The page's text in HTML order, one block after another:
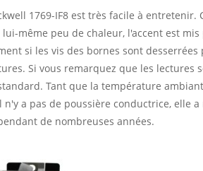
1769-IF8 est très facile à
lui-même peu de chaleur, l'accent est
si les vis des bornes sont
Si vous remarquez que les lectures
Tant que la température
a pas de poussière conductrice, elle
de nombreuses années.